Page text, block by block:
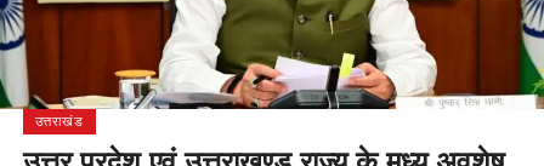
उत्तराखंड